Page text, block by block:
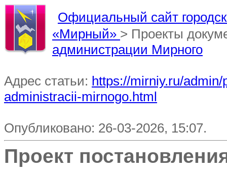
Официальный сайт
«Мирный» > Проекты
администрации Мирного
Адрес статьи: https://mirniy.ru/
administracii-mirnogo.html
Опубликовано: 26-03-2026, 15:07.
Проект